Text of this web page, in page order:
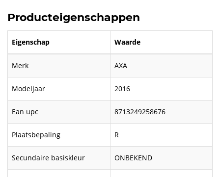
Producteigenschappen
Eigenschap Waarde
Merk AXA
Modeljaar 2016
Ean upc 8713249258676
Plaatsbepaling R
Secundaire basiskleur ONBEKEND